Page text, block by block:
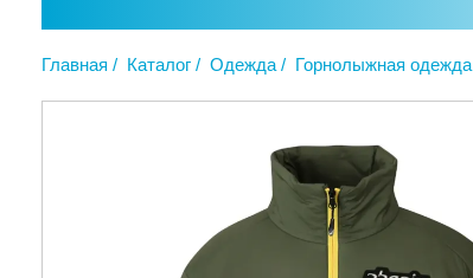
Главная Каталог Одежда Горнолыжная одежда